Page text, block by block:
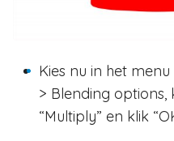
Kies nu in het
> Blending options,
“Multiply” en klik